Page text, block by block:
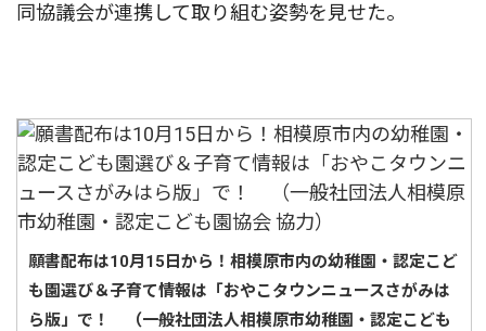
同協議会が連携して取り組む姿勢を見せた。
願書配布は10月15日から！相模原市内の幼稚園・認定こど
も園選び＆子育て情報は「おやこタウンニュースさがみは
ら版」で！ （一般社団法人相模原市幼稚園・認定こども